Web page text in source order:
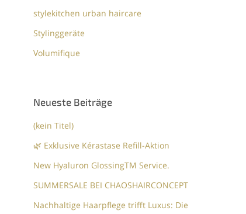
stylekitchen urban haircare
Stylinggeräte
Volumifique
Neueste Beiträge
(kein Titel)
🌿 Exklusive Kérastase Refill-Aktion
New Hyaluron GlossingTM​ Service.​
SUMMERSALE BEI CHAOSHAIRCONCEPT
Nachhaltige Haarpflege trifft Luxus: Die